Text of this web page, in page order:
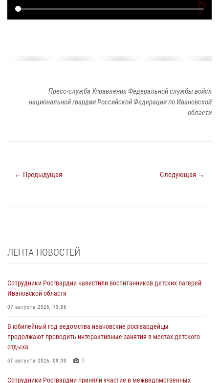
Пресс-служба Управления Федеральной службы войск
национальной гвардии Российской Федерации по Ивановской
области
← Предыдущая Следующая →
ЛЕНТА НОВОСТЕЙ
Сотрудники Росгвардии навестили воспитанников детских лагерей
Ивановской области
07 августа 2026, 13:06
В юбилейный год ведомства ивановские росгвардейцы
продолжают проводить интерактивные занятия в местах детского
отдыха
07 августа 2026, 09:39 7
Сотрудники Росгвардии приняли участие в межведомственных